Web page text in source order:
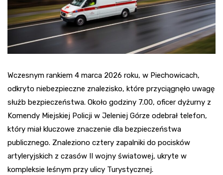
Wczesnym rankiem 4 marca 2026 roku, w Piechowicach,
odkryto niebezpieczne znalezisko, które przyciągnęło uwagę
służb bezpieczeństwa. Około godziny 7.00, oficer dyżurny z
Komendy Miejskiej Policji w Jeleniej Górze odebrał telefon,
który miał kluczowe znaczenie dla bezpieczeństwa
publicznego. Znaleziono cztery zapalniki do pocisków
artyleryjskich z czasów II wojny światowej, ukryte w
kompleksie leśnym przy ulicy Turystycznej.